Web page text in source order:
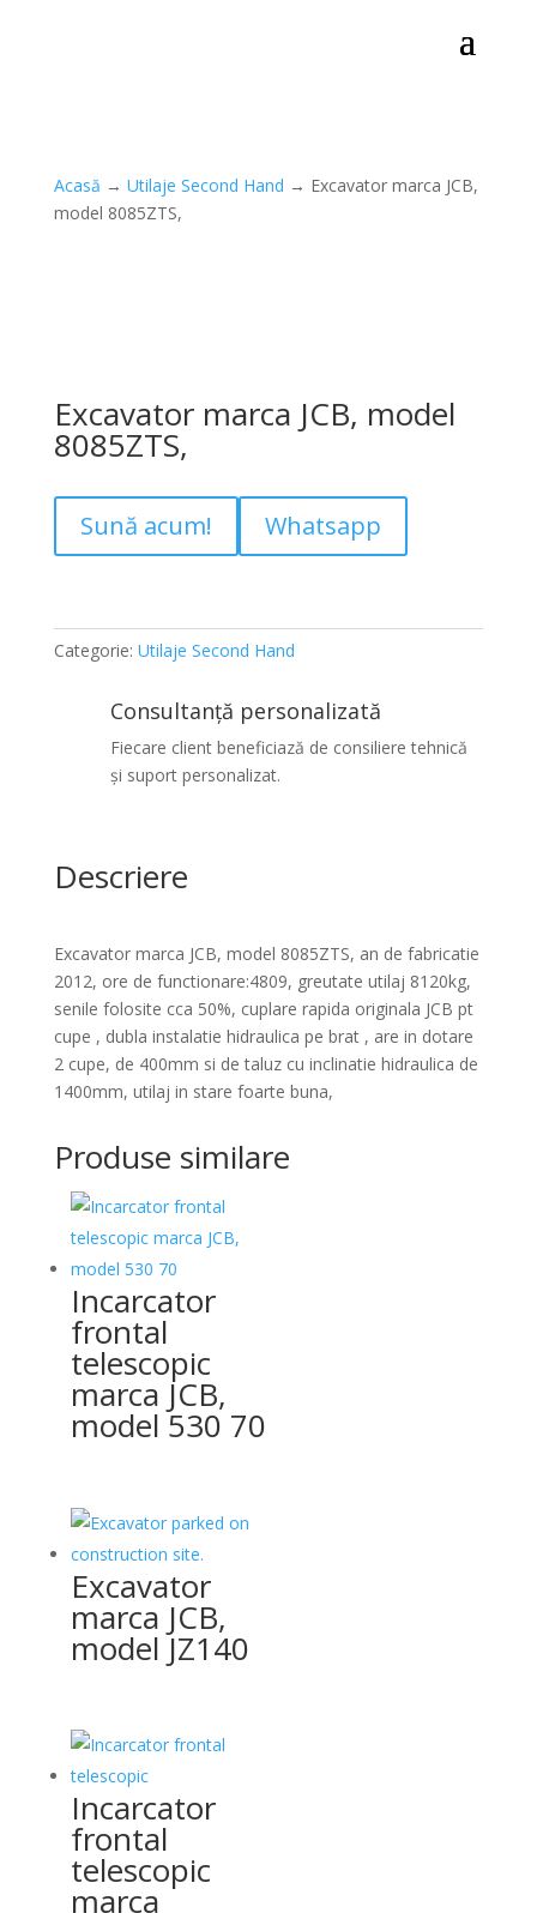
Acasă → Utilaje Second Hand → Excavator marca JCB,
model 8085ZTS,
Excavator marca JCB, model
8085ZTS,
Sună acum! Whatsapp
Categorie: Utilaje Second Hand
Consultanță personalizată
Fiecare client beneficiază de consiliere tehnică
și suport personalizat.
Descriere
Excavator marca JCB, model 8085ZTS, an de fabricatie
2012, ore de functionare:4809, greutate utilaj 8120kg,
senile folosite cca 50%, cuplare rapida originala JCB pt
cupe , dubla instalatie hidraulica pe brat , are in dotare
2 cupe, de 400mm si de taluz cu inclinatie hidraulica de
1400mm, utilaj in stare foarte buna,
Produse similare
Incarcator
frontal
telescopic
marca JCB,
model 530 70
Excavator
marca JCB,
model JZ140
Incarcator
frontal
telescopic
marca